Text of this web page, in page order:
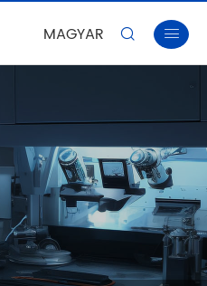
MAGYAR  